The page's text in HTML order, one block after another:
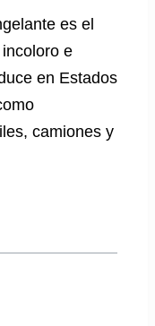
es el
e
en Estados
camiones y